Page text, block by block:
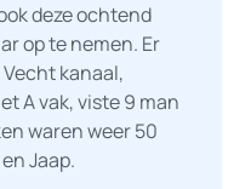
deze ochtend
op te nemen. Er
kanaal,
A vak, viste 9 man
waren weer 50
Jaap.